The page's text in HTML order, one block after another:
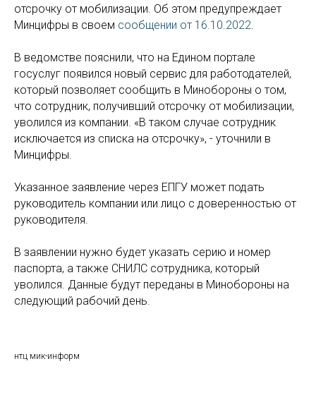
отсрочку от мобилизации. Об этом предупреждает
Минцифры в своем сообщении от 16.10.2022.
В ведомстве пояснили, что на Едином портале
госуслуг появился новый сервис для работодателей,
который позволяет сообщить в Минобороны о том,
что сотрудник, получивший отсрочку от мобилизации,
уволился из компании. «В таком случае сотрудник
исключается из списка на отсрочку», - уточнили в
Минцифры.
Указанное заявление через ЕПГУ может подать
руководитель компании или лицо с доверенностью от
руководителя.
В заявлении нужно будет указать серию и номер
паспорта, а также СНИЛС сотрудника, который
уволился. Данные будут переданы в Минобороны на
следующий рабочий день.
нтц мик-информ